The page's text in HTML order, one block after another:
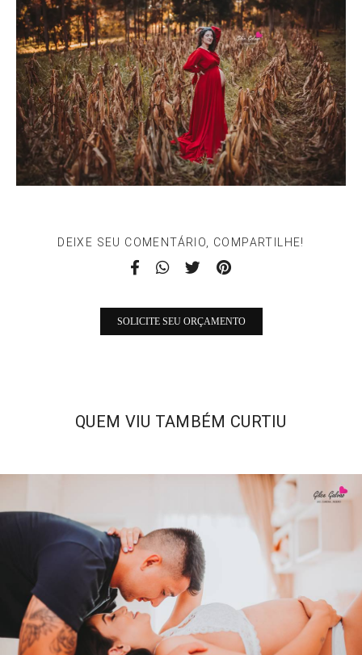
DEIXE SEU COMENTÁRIO, COMPARTILHE!
SOLICITE SEU ORÇAMENTO
QUEM VIU TAMBÉM CURTIU